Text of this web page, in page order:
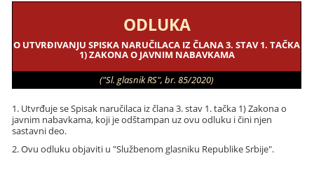
ODLUKA
O UTVRĐIVANJU SPISKA NARUČILACA IZ ČLANA 3. STAV 1. TAČKA
1) ZAKONA O JAVNIM NABAVKAMA
("Sl. glasnik RS", br. 85/2020)
1. Utvrđuje se Spisak naručilaca iz člana 3. stav 1. tačka 1) Zakona o
javnim nabavkama, koji je odštampan uz ovu odluku i čini njen
sastavni deo.
2. Ovu odluku objaviti u "Službenom glasniku Republike Srbije".